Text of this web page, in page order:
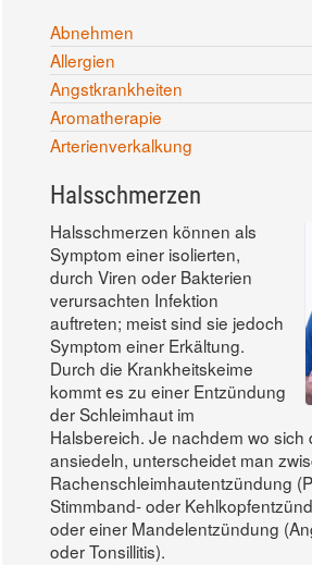
Abnehmen
Allergien
Angstkrankheiten
Aromatherapie
Arterienverkalkung
Halsschmerzen
Halsschmerzen können als
Symptom einer isolierten,
durch Viren oder Bakterien
verursachten Infektion
auftreten; meist sind sie jedoch
Symptom einer Erkältung.
Durch die Krankheitskeime
kommt es zu einer Entzündung
der Schleimhaut im
Halsbereich. Je nachdem wo sich
ansiedeln, unterscheidet man
Rachenschleimhautentzündung
Stimmband- oder
oder einer Mandelentzündung
oder Tonsillitis).